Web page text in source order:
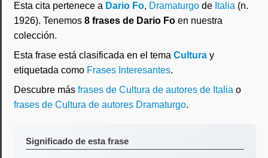
Esta cita pertenece a Dario Fo, Dramaturgo de Italia (n.
1926). Tenemos 8 frases de Dario Fo en nuestra
colección.
Esta frase está clasificada en el tema Cultura y
etiquetada como Frases Interesantes.
Descubre más frases de Cultura de autores de Italia o
frases de Cultura de autores Dramaturgo.
Significado de esta frase